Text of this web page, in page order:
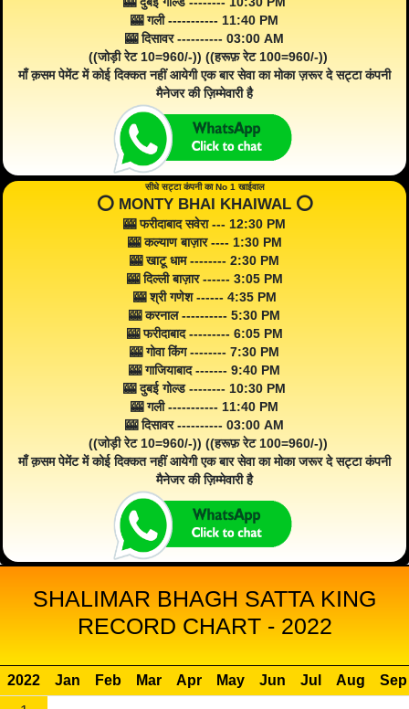
🎰 गली ----------- 11:40 PM
🎰 दिसावर ---------- 03:00 AM
((जोड़ी रेट 10=960/-)) ((हरूफ़ रेट 100=960/-))
माँ क़सम पेमेंट में कोई दिक्कत नहीं आयेगी एक बार सेवा का मोका ज़रूर दे सट्टा कंपनी
मैनेजर की ज़िम्मेवारी है
सीधे सट्टा कंपनी का No 1 खाईवाल
⭕️ MONTY BHAI KHAIWAL ⭕️
🎰 फरीदाबाद सवेरा --- 12:30 PM
🎰 कल्याण बाज़ार ---- 1:30 PM
🎰 खाटू धाम -------- 2:30 PM
🎰 दिल्ली बाज़ार ------ 3:05 PM
🎰 श्री गणेश ------ 4:35 PM
🎰 करनाल ---------- 5:30 PM
🎰 फरीदाबाद --------- 6:05 PM
🎰 गोवा किंग -------- 7:30 PM
🎰 गाजियाबाद ------- 9:40 PM
🎰 दुबई गोल्ड -------- 10:30 PM
🎰 गली ----------- 11:40 PM
🎰 दिसावर ---------- 03:00 AM
((जोड़ी रेट 10=960/-)) ((हरूफ़ रेट 100=960/-))
माँ क़सम पेमेंट में कोई दिक्कत नहीं आयेगी एक बार सेवा का मोका जरूर दे सट्टा कंपनी
मैनेजर की ज़िम्मेवारी है
SHALIMAR BHAGH SATTA KING
RECORD CHART - 2022
2022 Jan Feb Mar Apr May Jun Jul Aug
Sep